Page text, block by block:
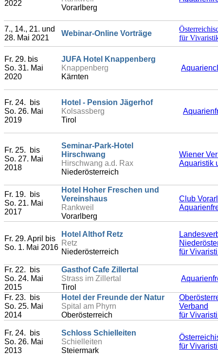
2022
Vorarlberg
7., 14., 21. und
28. Mai 2021
Webinar-Online Vorträge
für
Fr. 29. bis
So. 31. Mai
2020
JUFA Hotel Knappenberg
Knappenberg
Kärnten
Fr. 24. bis
So. 26. Mai
2019
Hotel - Pension Jägerhof
Kolsassberg
Tirol
Fr. 25. bis
So. 27. Mai
2018
Seminar-Park-Hotel
Hirschwang
Hirschwang a.d. Rax
Niederösterreich
Wiener
Aquaristik
Fr. 19. bis
So. 21. Mai
2017
Hotel Hoher Freschen und
Vereinshaus
Rankweil
Vorarlberg
Club
Fr. 29. April bis
So. 1. Mai 2016
Hotel Althof Retz
Retz
Niederösterreich
für
Fr. 22. bis
So. 24. Mai
2015
Gasthof Cafe Zillertal
Strass im Zillertal
Tirol
Fr. 23. bis
So. 25. Mai
2014
Hotel der Freunde der Natur
Spital am Phyrn
Oberösterreich
Verband
für
Fr. 24. bis
So. 26. Mai
2013
Schloss Schielleiten
Schielleiten
Steiermark
für